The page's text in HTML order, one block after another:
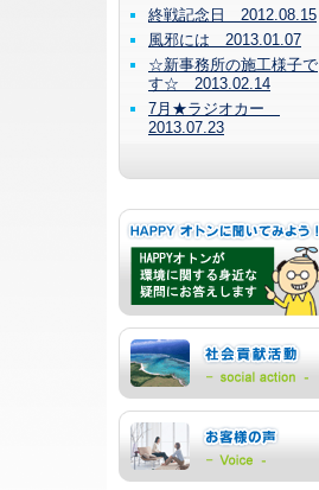
終戦記念日 2012.08.15
風邪には 2013.01.07
☆新事務所の施工様子で
す☆ 2013.02.14
7月★ラジオカー
2013.07.23